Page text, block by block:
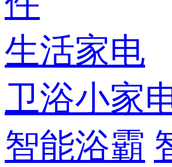
生活家电
卫浴小家
智能浴霸